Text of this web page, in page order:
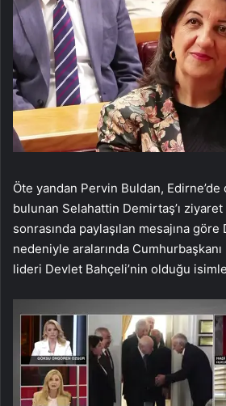
Öte yandan Pervin Buldan,
bulunan Selahattin Demirtaş’ı
sonrasında paylaşılan mesajına
nedeniyle aralarında
lideri Devlet Bahçeli’nin olduğu